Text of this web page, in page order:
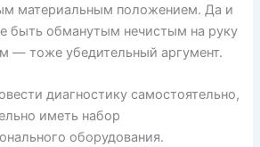
материальным положением. Да и
быть обманутым нечистым на руку
— тоже убедительный аргумент.
диагностику самостоятельно,
иметь набор
оборудования.